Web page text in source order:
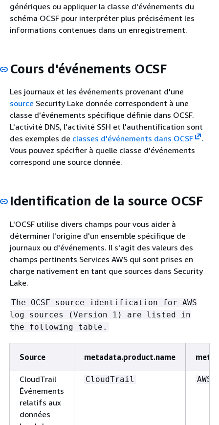
génériques ou appliquer la classe d'événements du
schéma OCSF pour interpréter plus précisément les
informations contenues dans un enregistrement.
Cours d'événements OCSF
Les journaux et les événements provenant d'une
source Security Lake donnée correspondent à une
classe d'événements spécifique définie dans OCSF.
L'activité DNS, l'activité SSH et l'authentification sont
des exemples de classes d'événements dans OCSF
.
Vous pouvez spécifier à quelle classe d'événements
correspond une source donnée.
Identification de la source OCSF
L'OCSF utilise divers champs pour vous aider à
déterminer l'origine d'un ensemble spécifique de
journaux ou d'événements. Il s'agit des valeurs des
champs pertinents Services AWS qui sont prises en
charge nativement en tant que sources dans Security
Lake.
The OCSF source identification for AWS
log sources (Version 1) are listed in
the following table.
Source metadata.product.name
CloudTrail
Événements
relatifs aux
données
CloudTrail AWS